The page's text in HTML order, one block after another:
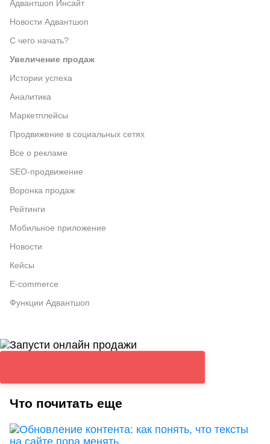
Адвантшоп Инсайт
Новости Адвантшоп
С чего начать?
Увеличение продаж
Истории успеха
Аналитика
Маркетплейсы
Продвижение в социальных сетях
Все о рекламе
SEO-продвижение
Воронка продаж
Рейтинги
Мобильное приложение
Новости
Кейсы
E-commerce
Функции Адвантшоп
Что почитать еще